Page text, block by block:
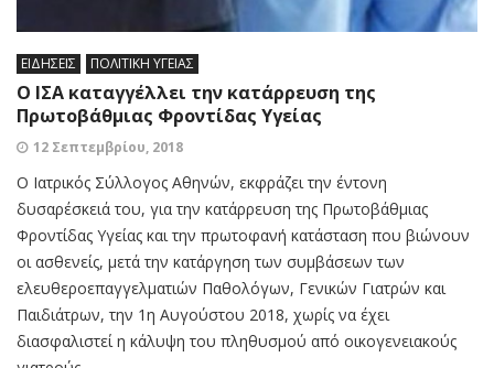
ΕΙΔΗΣΕΙΣ ΠΟΛΙΤΙΚΗ ΥΓΕΙΑΣ
Ο ΙΣΑ καταγγέλλει την κατάρρευση της
Πρωτοβάθμιας Φροντίδας Υγείας
12 Σεπτεμβρίου, 2018
O Ιατρικός Σύλλογος Αθηνών, εκφράζει την έντονη
δυσαρέσκειά του, για την κατάρρευση της Πρωτοβάθμιας
Φροντίδας Υγείας και την πρωτοφανή κατάσταση που βιώνουν
οι ασθενείς, μετά την κατάργηση των συμβάσεων των
ελευθεροεπαγγελματιών Παθολόγων, Γενικών Γιατρών και
Παιδιάτρων, την 1η Αυγούστου 2018, χωρίς να έχει
διασφαλιστεί η κάλυψη του πληθυσμού από οικογενειακούς